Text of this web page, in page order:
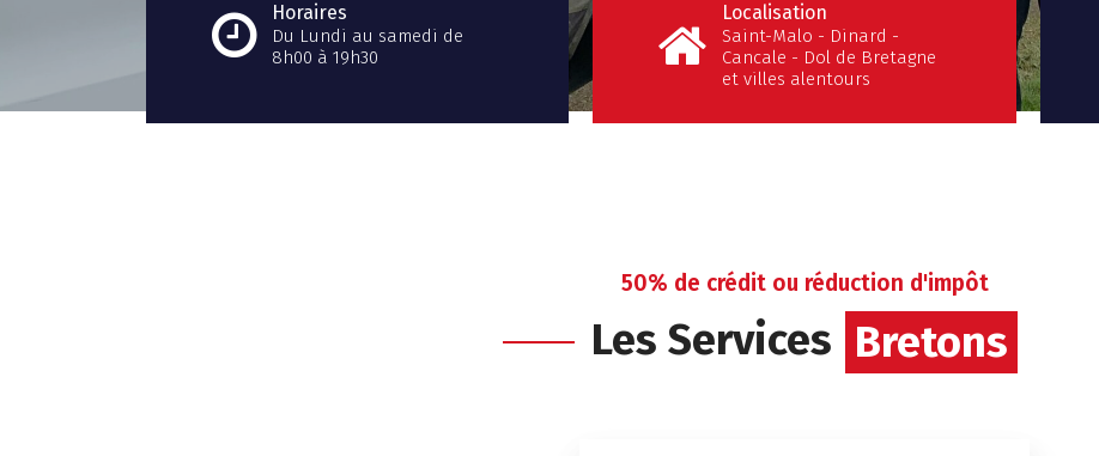
Horaires
Du Lundi au samedi de
8h00 à 19h30
Localisation
Saint-Malo - Dinard -
Cancale - Dol de Bretagne
et villes alentours
50% de crédit ou réduction d'impôt
Les Services Bretons
Bretons